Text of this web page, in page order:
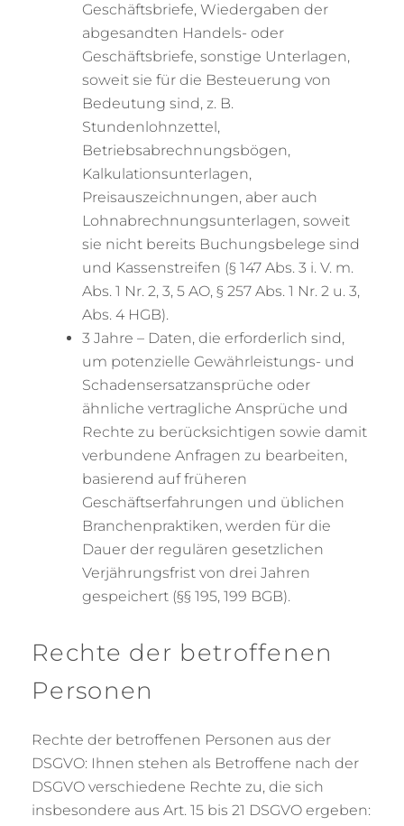
Geschäftsbriefe, Wiedergaben der
abgesandten Handels- oder
Geschäftsbriefe, sonstige Unterlagen,
soweit sie für die Besteuerung von
Bedeutung sind, z. B.
Stundenlohnzettel,
Betriebsabrechnungsbögen,
Kalkulationsunterlagen,
Preisauszeichnungen, aber auch
Lohnabrechnungsunterlagen, soweit
sie nicht bereits Buchungsbelege sind
und Kassenstreifen (§ 147 Abs. 3 i. V. m.
Abs. 1 Nr. 2, 3, 5 AO, § 257 Abs. 1 Nr. 2 u. 3,
Abs. 4 HGB).
3 Jahre – Daten, die erforderlich sind,
um potenzielle Gewährleistungs- und
Schadensersatzansprüche oder
ähnliche vertragliche Ansprüche und
Rechte zu berücksichtigen sowie damit
verbundene Anfragen zu bearbeiten,
basierend auf früheren
Geschäftserfahrungen und üblichen
Branchenpraktiken, werden für die
Dauer der regulären gesetzlichen
Verjährungsfrist von drei Jahren
gespeichert (§§ 195, 199 BGB).
Rechte der betroffenen
Personen
Rechte der betroffenen Personen aus der
DSGVO: Ihnen stehen als Betroffene nach der
DSGVO verschiedene Rechte zu, die sich
insbesondere aus Art. 15 bis 21 DSGVO ergeben: